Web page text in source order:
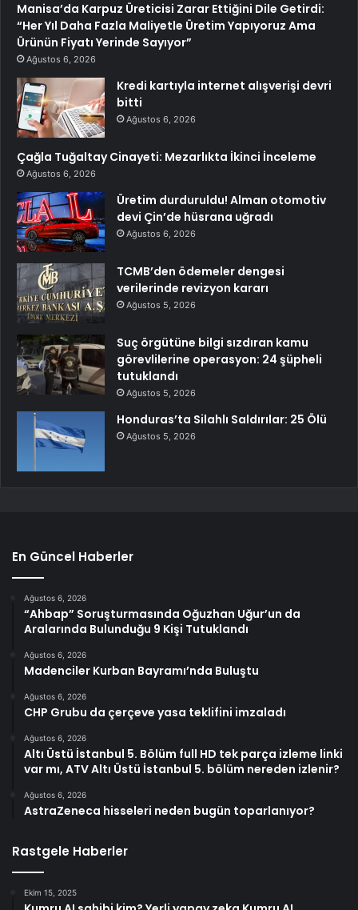
Manisa’da Karpuz Üreticisi Zarar Ettiğini Dile Getirdi:
“Her Yıl Daha Fazla Maliyetle Üretim Yapıyoruz Ama
Ürünün Fiyatı Yerinde Sayıyor”
Ağustos 6, 2026
Kredi kartıyla internet alışverişi devri
bitti
Ağustos 6, 2026
Çağla Tuğaltay Cinayeti: Mezarlıkta İkinci İnceleme
Ağustos 6, 2026
Üretim durduruldu! Alman otomotiv
devi Çin’de hüsrana uğradı
Ağustos 6, 2026
TCMB’den ödemeler dengesi
verilerinde revizyon kararı
Ağustos 5, 2026
Suç örgütüne bilgi sızdıran kamu
görevlilerine operasyon: 24 şüpheli
tutuklandı
Ağustos 5, 2026
Honduras’ta Silahlı Saldırılar: 25 Ölü
Ağustos 5, 2026
En Güncel Haberler
Ağustos 6, 2026
“Ahbap” Soruşturmasında Oğuzhan Uğur’un da
Aralarında Bulunduğu 9 Kişi Tutuklandı
Ağustos 6, 2026
Madenciler Kurban Bayramı’nda Buluştu
Ağustos 6, 2026
CHP Grubu da çerçeve yasa teklifini imzaladı
Ağustos 6, 2026
Altı Üstü İstanbul 5. Bölüm full HD tek parça izleme linki
var mı, ATV Altı Üstü İstanbul 5. bölüm nereden izlenir?
Ağustos 6, 2026
AstraZeneca hisseleri neden bugün toparlanıyor?
Rastgele Haberler
Ekim 15, 2025